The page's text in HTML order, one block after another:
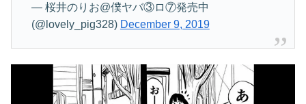
— 桜井のりお@僕ヤバ③ロ⑦発売中
(@lovely_pig328) December 9, 2019